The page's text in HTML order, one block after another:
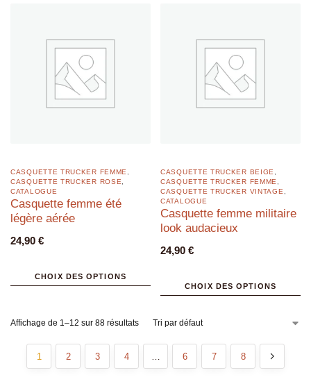
CASQUETTE TRUCKER FEMME
CASQUETTE TRUCKER ROSE
CATALOGUE
Casquette femme été
légère aérée
24,90 €
CHOIX DES OPTIONS
CASQUETTE TRUCKER BEIGE
CASQUETTE TRUCKER FEMME
CASQUETTE TRUCKER VINTAGE
CATALOGUE
Casquette femme militaire
look audacieux
24,90 €
CHOIX DES OPTIONS
Affichage de 1–12 sur 88 résultats
1 2 3 4 … 6 7 8